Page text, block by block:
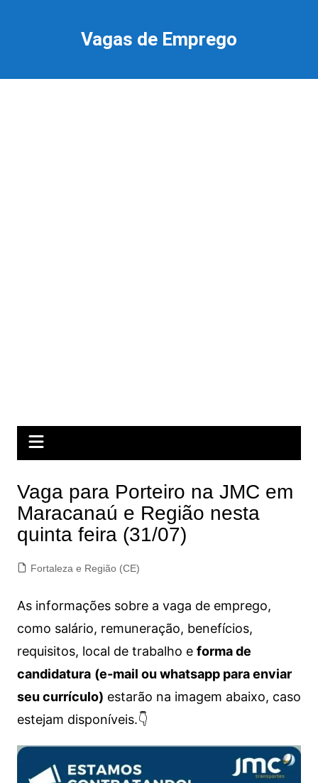
Vagas de Emprego
Vaga para Porteiro na JMC em
Maracanaú e Região nesta
quinta feira (31/07)
Fortaleza e Região (CE)
As informações sobre a vaga de emprego,
como salário, remuneração, benefícios,
requisitos, local de trabalho e forma de
candidatura (e-mail ou whatsapp para enviar
seu currículo) estarão na imagem abaixo, caso
estejam disponíveis.👇